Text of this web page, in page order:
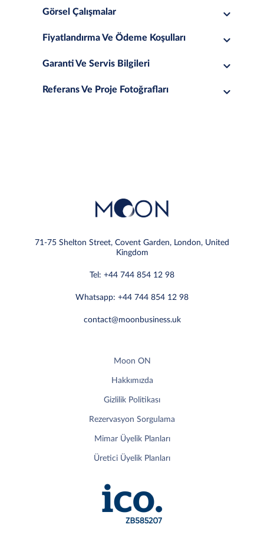
Görsel Çalışmalar
Fiyatlandırma Ve Ödeme Koşulları
Garanti Ve Servis Bilgileri
Referans Ve Proje Fotoğrafları
71-75 Shelton Street, Covent Garden, London, United
Kingdom
Tel: +44 744 854 12 98
Whatsapp: +44 744 854 12 98
contact@moonbusiness.uk
Moon ON
Hakkımızda
Gizlilik Politikası
Rezervasyon Sorgulama
Mimar Üyelik Planları
Üretici Üyelik Planları